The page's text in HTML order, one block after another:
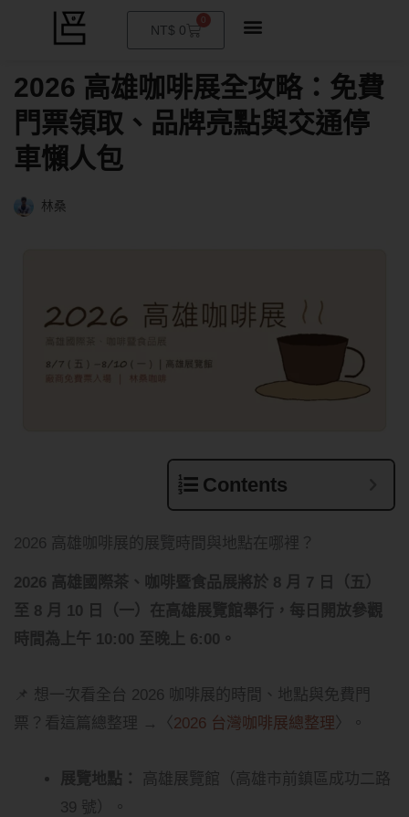
NT$ 0
0
購
2026 高雄咖啡展全攻略：免費
門票領取、品牌亮點與交通停
車懶人包
林桑
Contents
2026 高雄咖啡展的展覽時間與地點在哪裡？
2026 高雄國際茶、咖啡暨食品展將於 8 月 7 日（五）
至 8 月 10 日（一）在高雄展覽館舉行，每日開放參觀
時間為上午 10:00 至晚上 6:00。
📌 想一次看全台 2026 咖啡展的時間、地點與免費門
票？看這篇總整理 →〈 2026 台灣咖啡展總整理 〉。
展覽地點：
高雄展覽館（高雄市前鎮區成功二路
39 號）。